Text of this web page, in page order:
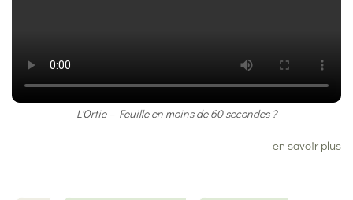
L'Ortie – Feuille en moins de 60 secondes ?
en savoir plus